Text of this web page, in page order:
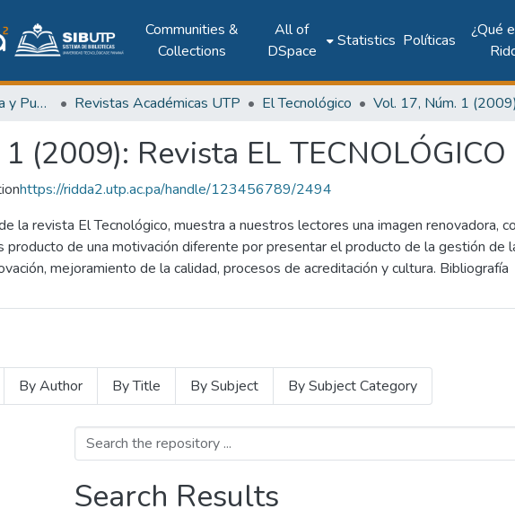
Communities &
Collections
All of
DSpace
Statistics Políticas
¿Qué
Editorial Universitaria y Publicaciones Seriadas Revistas Académicas UTP El Tecnológico
(2009): Revista EL TECNOLÓGICO
https://ridda2.utp.ac.pa/handle/123456789/2494
la revista El Tecnológico, muestra a nuestros lectores una imagen renovadora,
de una motivación diferente por presentar el producto de la gestión de
mejoramiento de la calidad, procesos de acreditación y cultura. Bibliografía
By Author By Title By Subject By Subject Category
Search Results